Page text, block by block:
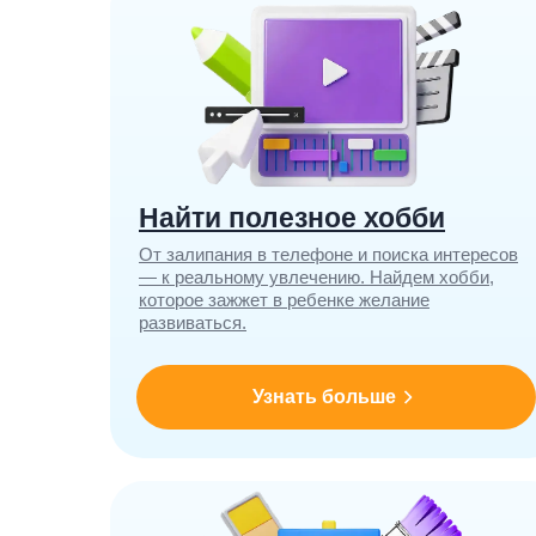
Найти полезное хобби
От залипания в телефоне и поиска интересов
— к реальному увлечению. Найдем хобби,
которое зажжет в ребенке желание
развиваться.
Узнать больше